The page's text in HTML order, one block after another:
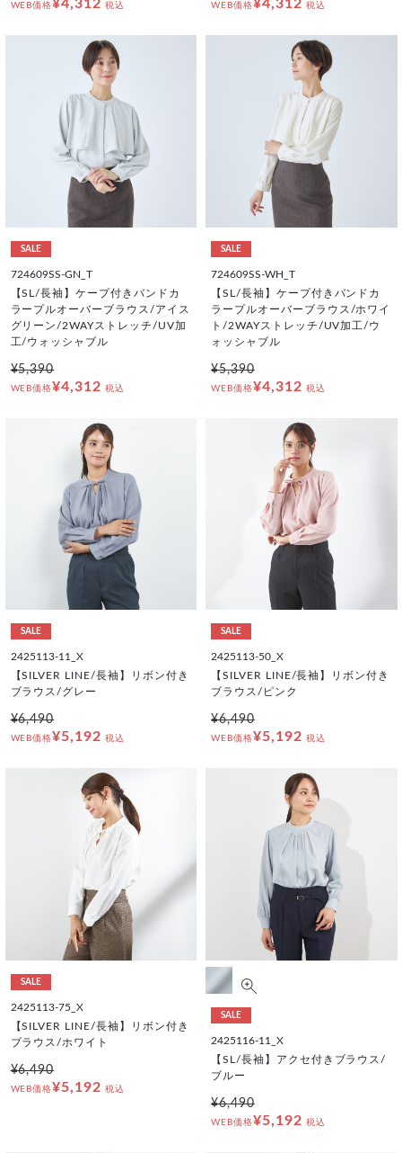
WEB価格 ¥4,312 税込 WEB価格 ¥4,312 税込
SALE
724609SS-GN_T
【SL/長袖】ケープ付きバンドカ
ラープルオーバーブラウス/アイス
グリーン/2WAYストレッチ/UV加
工/ウォッシャブル
¥5,390
WEB価格¥4,312 税込
SALE
724609SS-WH_T
【SL/長袖】ケープ付きバンドカ
ラープルオーバーブラウス/ホワイ
ト/2WAYストレッチ/UV加工/ウ
ォッシャブル
¥5,390
WEB価格¥4,312 税込
SALE
2425113-11_X
【SILVER LINE/長袖】リボン付き
ブラウス/グレー
¥6,490
WEB価格¥5,192 税込
SALE
2425113-50_X
【SILVER LINE/長袖】リボン付き
ブラウス/ピンク
¥6,490
WEB価格¥5,192 税込
SALE
2425113-75_X
【SILVER LINE/長袖】リボン付き
ブラウス/ホワイト
¥6,490
WEB価格¥5,192 税込
SALE
2425116-11_X
【SL/長袖】アクセ付きブラウス/
ブルー
¥6,490
WEB価格¥5,192 税込